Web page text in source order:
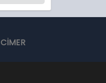
CİMER